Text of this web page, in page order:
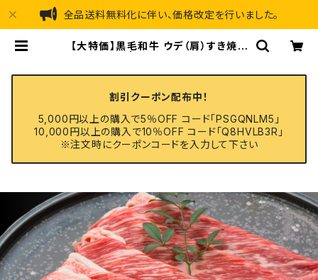
全品送料無料化に伴い、価格改定を行いました。
【大特価】黒毛和牛 ウデ（肩）すき焼き
割引クーポン配布中！
5,000円以上の購入で5％OFF コード「PSGQNLM5」
10,000円以上の購入で10％OFF コード「Q8HVLB3R」
※注文時にクーポンコードを入力して下さい